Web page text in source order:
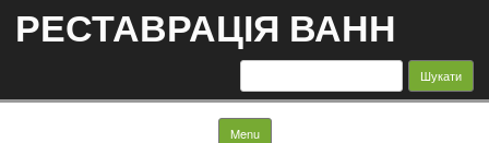
РЕСТАВРАЦІЯ ВАНН
Пошук:
Menu Skip to content